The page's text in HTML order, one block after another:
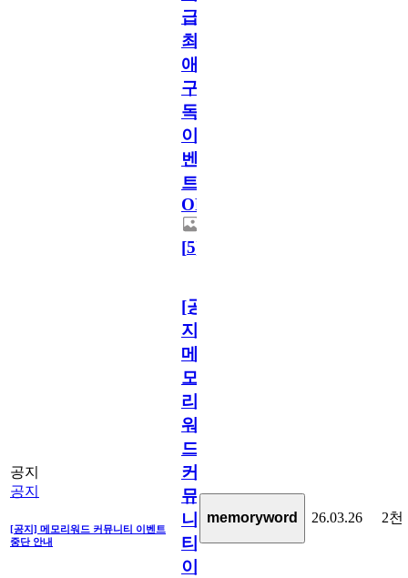
급!
최
애
구
독
이
벤
트
OPEN!
[5]
공지
공지
[공지] 메모리워드 커뮤니티 이벤트
중단 안내
[공
지]
메
모
리
워
드
커
뮤
니
티
이
memoryword 26.03.26 2천